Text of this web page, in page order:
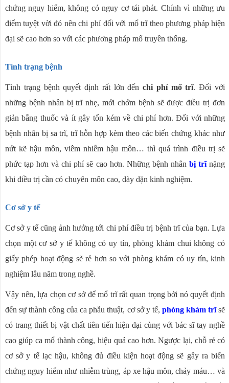
chứng nguy hiểm, không có nguy cơ tái phát. Chính vì những ưu
điểm tuyệt vời đó nên chi phí đối với mổ trĩ theo phương pháp hiện
đại sẽ cao hơn so với các phương pháp mổ truyền thống.
Tình trạng bệnh
Tình trạng bệnh quyết định rất lớn đến chi phí mổ trĩ. Đối với
những bệnh nhân bị trĩ nhẹ, mới chớm bệnh sẽ được điều trị đơn
giản bằng thuốc và ít gây tốn kém về chi phí hơn. Đối với những
bệnh nhân bị sa trĩ, trĩ hỗn hợp kèm theo các biến chứng khác như
nứt kẽ hậu môn, viêm nhiễm hậu môn… thì quá trình điều trị sẽ
phức tạp hơn và chi phí sẽ cao hơn. Những bệnh nhân bị trĩnặng
khi điều trị cần có chuyên môn cao, dày dặn kinh nghiệm.
Cơ sở y tế
Cơ sở y tế cũng ảnh hưởng tới chi phí điều trị bệnh trĩ của bạn. Lựa
chọn một cơ sở y tế không có uy tín, phòng khám chui không có
giấy phép hoạt động sẽ rẻ hơn so với phòng khám có uy tín, kinh
nghiệm lâu năm trong nghề.
Vậy nên, lựa chọn cơ sở để mổ trĩ rất quan trọng bởi nó quyết định
đến sự thành công của ca phẫu thuật, cơ sở y tế, phòng khám trĩsẽ
có trang thiết bị vật chất tiên tiến hiện đại cùng với bác sĩ tay nghề
cao giúp ca mổ thành công, hiệu quả cao hơn. Ngược lại, chỗ rẻ có
cơ sở y tế lạc hậu, không đủ điều kiện hoạt động sẽ gây ra biến
chứng nguy hiểm như nhiễm trùng, áp xe hậu môn, chảy máu… và